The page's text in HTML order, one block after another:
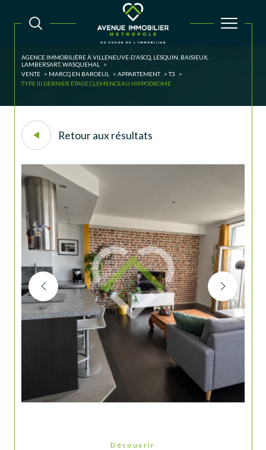
AGENCE IMMOBILIÈRE À VILLENEUVE-D'ASCQ, LESQUIN, BAISIEUX,
LAMBERSART, WASQUEHAL
VENTE
MARCQ EN BAROEUL APPARTEMENT
T3
TYPE III DERNIER ETAGE CLEMENCEAU HIPPODROME
Retour aux résultats
Découvrir